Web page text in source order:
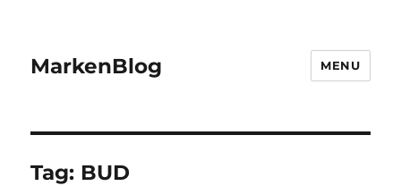
MarkenBlog MENU
Tag: BUD